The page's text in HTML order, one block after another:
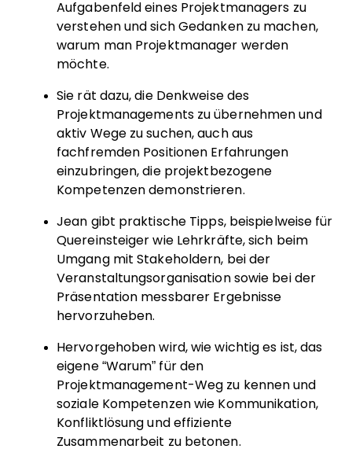
Aufgabenfeld eines Projektmanagers zu
verstehen und sich Gedanken zu machen,
warum man Projektmanager werden
möchte.
Sie rät dazu, die Denkweise des
Projektmanagements zu übernehmen und
aktiv Wege zu suchen, auch aus
fachfremden Positionen Erfahrungen
einzubringen, die projektbezogene
Kompetenzen demonstrieren.
Jean gibt praktische Tipps, beispielweise für
Quereinsteiger wie Lehrkräfte, sich beim
Umgang mit Stakeholdern, bei der
Veranstaltungsorganisation sowie bei der
Präsentation messbarer Ergebnisse
hervorzuheben.
Hervorgehoben wird, wie wichtig es ist, das
eigene “Warum” für den
Projektmanagement-Weg zu kennen und
soziale Kompetenzen wie Kommunikation,
Konfliktlösung und effiziente
Zusammenarbeit zu betonen.